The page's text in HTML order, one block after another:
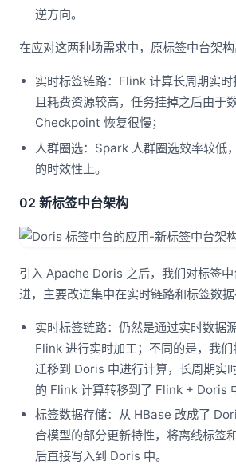
逆方向。
在应对这两种场需求中，原标签中台架构
实时标签链路：Flink 计算长周期实
且耗费资源较高，任务挂掉之后由于
Checkpoint 恢复很慢；
人群圈选：Spark 人群圈选效率较低
的时效性上。
02 新标签中台架构
引入 Apache Doris 之后，我们对标签
进，主要改进集中在实时链路和标签数据
实时标签链路：仍然是通过实时数据
Flink 进行实时加工；不同的是，我
迁移到 Doris 中进行计算，长周期实
的 Flink 计算转移到了 Flink + Doris
标签数据存储：从 HBase 改成了
合模型的部分更新特性，将离线标签
后直接写入到 Doris 中。